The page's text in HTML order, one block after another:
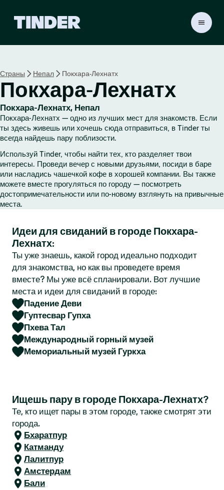
а
я
с
т
р
а
н
ц
а
T
i
n
r
Страны Непал Покхара-Лехнатх
Покхара-Лехнатх
Покхара-Лехнатх, Непал
Покхара-Лехнатх — одно из лучших мест для знакомств. Если
ты здесь живешь или хочешь сюда отправиться, в Tinder ты
всегда найдешь пару поблизости.
Используй Tinder, чтобы найти тех, кто разделяет твои
интересы. Проведи вечер с новыми друзьями, посиди в баре
или насладись чашечкой кофе в хорошей компании. Вы также
можете вместе прогуляться по городу — посмотреть
достопримечательности или по-новому взглянуть на привычные
места.
Идеи для свиданий в городе Покхара-
Лехнатх:
Ты уже знаешь, какой город идеально подходит
для знакомства, но как вы проведете время
вместе? Мы уже всё спланировали. Вот лучшие
места и идеи для свиданий в городе:
Падение Деви
Гуптесвар Гупха
Пхева Тал
Международный горный музей
Мемориальный музей Гуркха
Ищешь пару в городе Покхара-Лехнатх?
Те, кто ищет пары в этом городе, также смотрят эти
города.
Бхаратпур
Катманду
Лалитпур
Амстердам
Бали